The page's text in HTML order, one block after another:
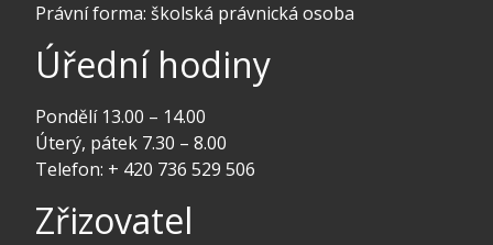
Právní forma: školská právnická osoba
Úřední hodiny
Pondělí 13.00 – 14.00
Úterý, pátek 7.30 – 8.00
Telefon: + 420 736 529 506
Zřizovatel